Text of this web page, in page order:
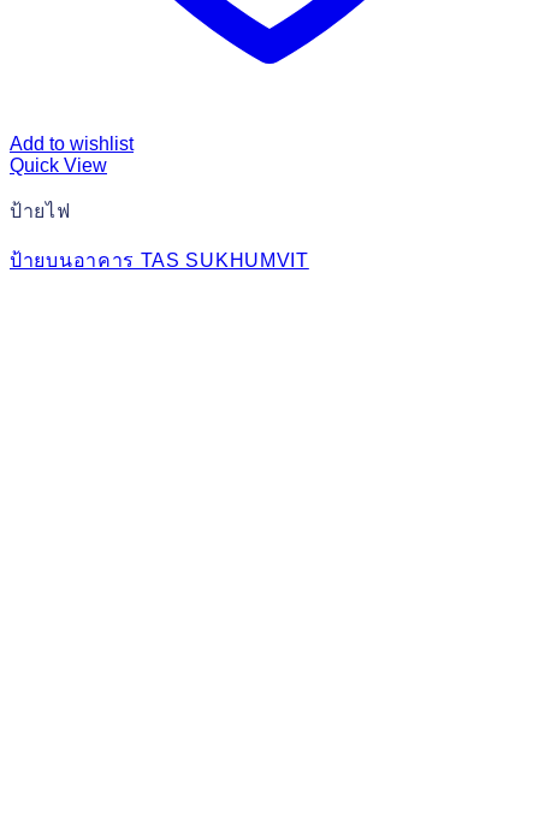
Add to wishlist
Quick View
ป้ายไฟ
ป้ายบนอาคาร TAS SUKHUMVIT